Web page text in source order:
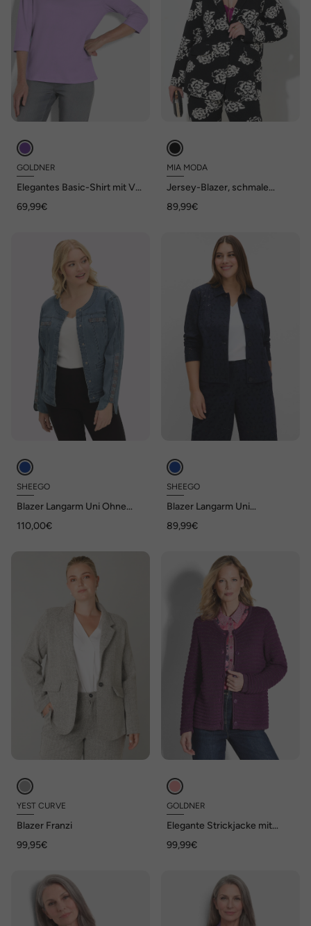
GOLDNER
Elegantes Basic-Shirt mit V-
69,99€
MIA MODA
Jersey-Blazer, schmale
Blumenmuster, Langarm
89,99€
SHEEGO
Blazer Langarm Uni Ohne
110,00€
SHEEGO
Blazer Langarm Uni
89,99€
YEST CURVE
Blazer Franzi
99,95€
GOLDNER
Elegante Strickjacke mit
99,99€